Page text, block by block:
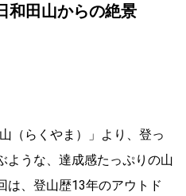
和田山からの絶景
（らくやま）」より、登っ
ような、達成感たっぷりの山
は、登山歴13年のアウトド